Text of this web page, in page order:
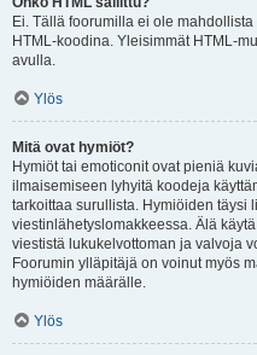
Ei. Tällä foorumilla ei ole
HTML-koodina. Yleisimmät HTML-
avulla.
Ylös
Mitä ovat hymiöt?
Hymiöt tai emoticonit ovat pieniä
ilmaisemiseen lyhyitä koodeja
tarkoittaa surullista. Hymiöiden täysi
viestinlähetyslomakkeessa. Älä
viestistä lukukelvottoman ja valvoja
Foorumin ylläpitäjä on voinut myös
hymiöiden määrälle.
Ylös